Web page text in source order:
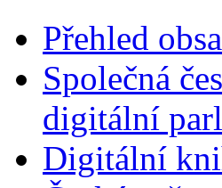
Přehled
Společná
digitální
Digitální